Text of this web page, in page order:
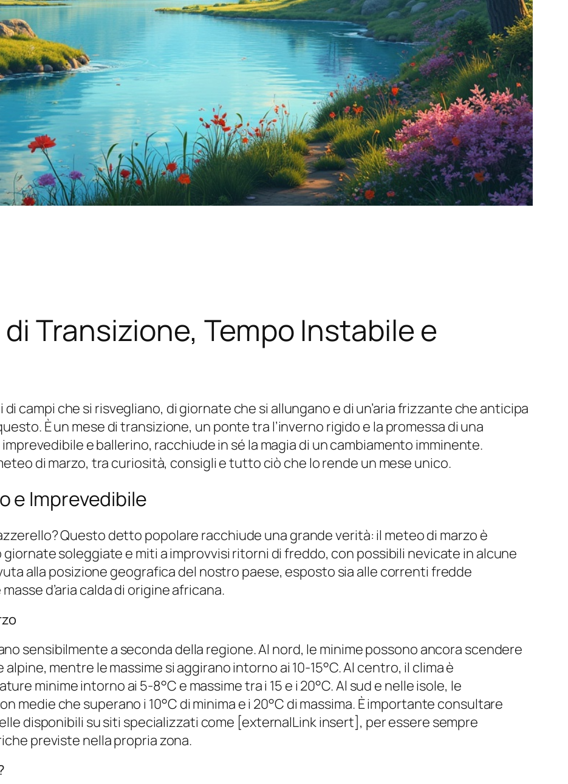
Transizione, Tempo Instabile e
campi che si risvegliano, di giornate che si allungano e di un’aria frizzante che anticipa
È un mese di transizione, un ponte tra l’inverno rigido e la promessa di una
e ballerino, racchiude in sé la magia di un cambiamento imminente.
di marzo, tra curiosità, consigli e tutto ciò che lo rende un mese unico.
e Imprevedibile
Questo detto popolare racchiude una grande verità: il meteo di marzo è
soleggiate e miti a improvvisi ritorni di freddo, con possibili nevicate in alcune
alla posizione geografica del nostro paese, esposto sia alle correnti fredde
d’aria calda di origine africana.
sensibilmente a seconda della regione. Al nord, le minime possono ancora scendere
mentre le massime si aggirano intorno ai 10-15°C. Al centro, il clima è
minime intorno ai 5-8°C e massime tra i 15 e i 20°C. Al sud e nelle isole, le
medie che superano i 10°C di minima e i 20°C di massima. È importante consultare
disponibili su siti specializzati come [externalLink insert], per essere sempre
previste nella propria zona.